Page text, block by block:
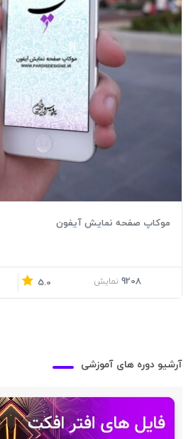
موکاپ صفحه نمایش آیفون
9208 نمایش 5.0
آرشیو دوره های آموزشی